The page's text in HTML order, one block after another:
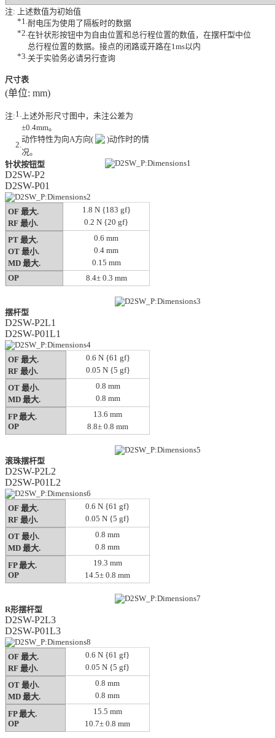
注:
上述数值为初始值
*1. 耐电压为使用了隔板时的数据
*2. 在针状形按钮中为自由位置和总行程位置的数值，在摆杆型中位
总行程位置的数据。接点的闭路或开路在1ms以内
*3. 关于实验务必请另行查询
尺寸表
(单位: mm)
注:1.
上述外形尺寸图中，未注公差为
±0.4mm。
2.
动作特性为向A方向(
)动作时的情
况。
针状按钮型
D2SW-P2
D2SW-P01
OF 最大.
RF 最小.
1.8 N {183 gf}
0.2 N {20 gf}
PT 最大.
OT 最小.
MD 最大.
0.6 mm
0.4 mm
0.15 mm
OP
8.4± 0.3 mm
摆杆型
D2SW-P2L1
D2SW-P01L1
OF 最大.
RF 最小.
0.6 N {61 gf}
0.05 N {5 gf}
OT 最小.
MD 最大.
0.8 mm
0.8 mm
FP 最大.
OP
13.6 mm
8.8± 0.8 mm
滚珠摆杆型
D2SW-P2L2
D2SW-P01L2
OF 最大.
RF 最小.
0.6 N {61 gf}
0.05 N {5 gf}
OT 最小.
MD 最大.
0.8 mm
0.8 mm
FP 最大.
OP
19.3 mm
14.5± 0.8 mm
R形摆杆型
D2SW-P2L3
D2SW-P01L3
OF 最大.
RF 最小.
0.6 N {61 gf}
0.05 N {5 gf}
OT 最小.
MD 最大.
0.8 mm
0.8 mm
FP 最大.
OP
15.5 mm
10.7± 0.8 mm